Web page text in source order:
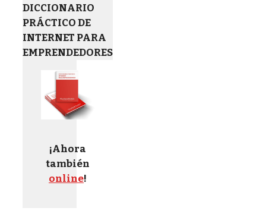
DICCIONARIO
PRÁCTICO DE
INTERNET PARA
EMPRENDEDORES
¡Ahora
también
online!